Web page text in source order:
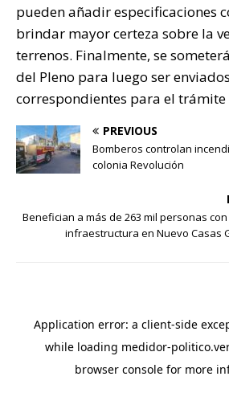
pueden añadir especificaciones
brindar mayor certeza sobre la
terrenos. Finalmente, se
del Pleno para luego ser
correspondientes para el
PREVIOUS
Bomberos controlan
colonia Revolución
Benefician a más de 263 mil personas
infraestructura en Nuevo Casas